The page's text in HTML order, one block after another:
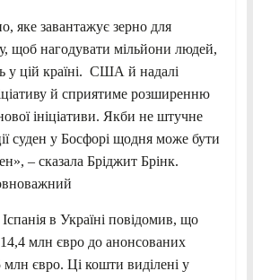
яке завантажує зерно для
щоб нагодувати мільйони людей,
у цій країні. США й надалі
й сприятиме розширенню
ініціативи. Якби не штучне
суден у Босфорі щодня може бути
– сказала Бріджит Брінк.
в Україні повідомив, що
14,4 млн євро до анонсованих
євро. Ці кошти виділені у